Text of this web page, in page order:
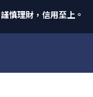
謹慎理財，信用至上。